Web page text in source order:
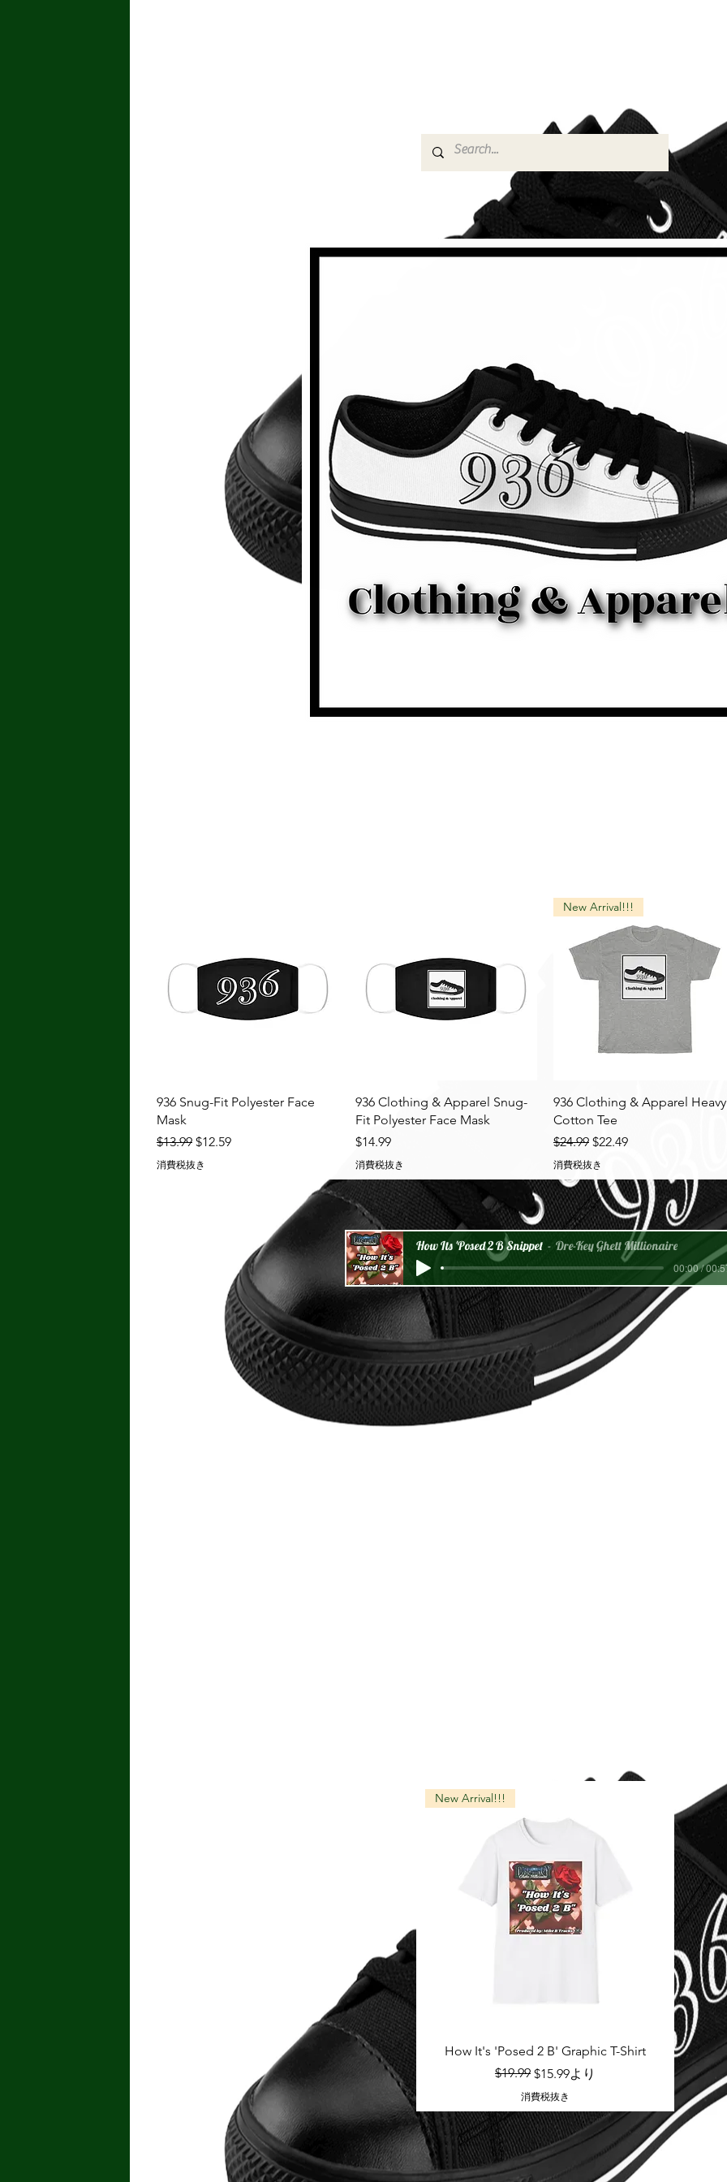
クイックビュー
936 Snug-Fit Polyester Face
Mask
通常価格
$13.99 セール価格
$12.59
消費税抜き
クイックビュー
936 Clothing & Apparel Snug-
Fit Polyester Face Mask
価格
$14.99
消費税抜き
クイックビュー
New Arrival!!!
936 Clothing & Apparel Heavy
Cotton Tee
通常価格
$24.99 セール価格
$22.49
消費税抜き
How Its 'Posed 2 B Snippet Dre-Key Ghett Millionaire
00:00 /
クイックビュー
New Arrival!!!
How It's 'Posed 2 B' Graphic T-Shirt
通常価格
$19.99 $15.99より
セール価格
消費税抜き